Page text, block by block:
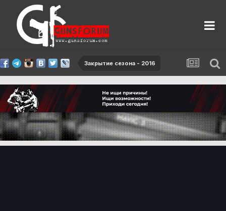
Закрытие сезона - 2016